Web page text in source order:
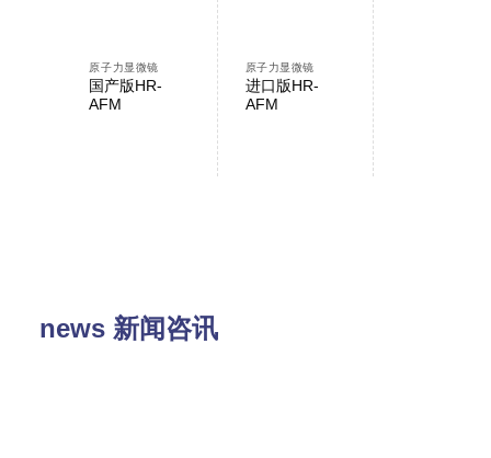
原子力显微镜
国产版HR-
AFM
原子力显微镜
进口版HR-
AFM
news 新闻咨讯